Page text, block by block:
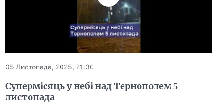
05 Листопада, 2025, 21:30
Супермісяць у небі над Тернополем 5
листопада